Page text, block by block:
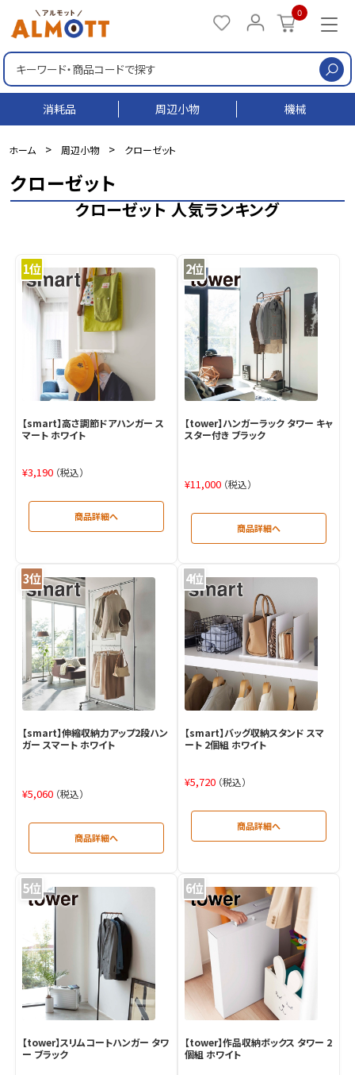
0
消耗品 周辺小物 機械
ホーム > 周辺小物 > クローゼット
クローゼット
クローゼット 人気ランキング
【smart】高さ調節ドアハンガー ス
マート ホワイト
¥3,190 （税込）
【tower】ハンガーラック タワー キャ
スター付き ブラック
¥11,000 （税込）
【smart】伸縮収納力アップ2段ハン
ガー スマート ホワイト
¥5,060 （税込）
【smart】バッグ収納スタンド スマ
ート 2個組 ホワイト
¥5,720 （税込）
【tower】スリムコートハンガー タワ
ー ブラック
【tower】作品収納ボックス タワー 2
個組 ホワイト